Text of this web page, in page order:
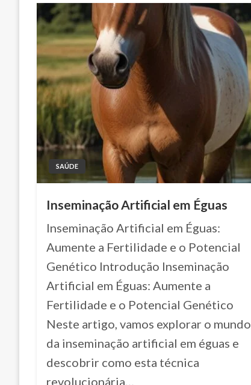
SAÚDE
Inseminação Artificial em Éguas
Inseminação Artificial em Éguas:
Aumente a Fertilidade e o Potencial
Genético Introdução Inseminação
Artificial em Éguas: Aumente a
Fertilidade e o Potencial Genético
Neste artigo, vamos explorar o mundo
da inseminação artificial em éguas e
descobrir como esta técnica
revolucionária…